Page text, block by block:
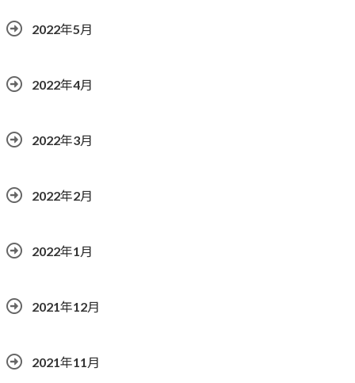
2022年5月
2022年4月
2022年3月
2022年2月
2022年1月
2021年12月
2021年11月